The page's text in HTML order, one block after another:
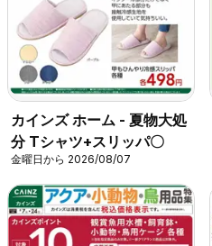
カインズ ホーム - 夏物大処
分 Tシャツ+スリッパ〇
金曜日から 2026/08/07